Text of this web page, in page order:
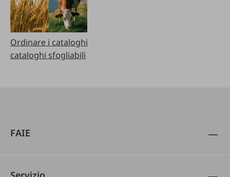
Ordinare i cataloghi
cataloghi sfogliabili
FAIE